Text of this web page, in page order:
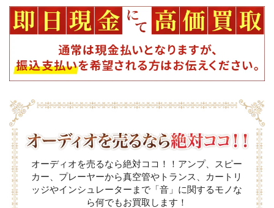
オーディオを売るなら絶対ココ！！アンプ、スピー
カー、プレーヤーから真空管やトランス、カートリ
ッジやインシュレーターまで「音」に関するモノな
ら何でもお買取します！